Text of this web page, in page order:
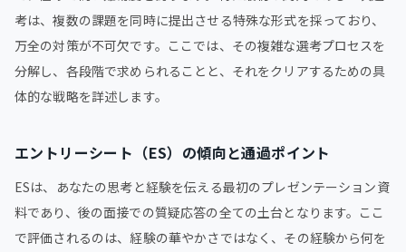
考は、複数の課題を同時に提出させる特殊な形式を採っており、
万全の対策が不可欠です。ここでは、その複雑な選考プロセスを
分解し、各段階で求められることと、それをクリアするための具
体的な戦略を詳述します。
エントリーシート（ES）の傾向と通過ポイント
ESは、あなたの思考と経験を伝える最初のプレゼンテーション資
料であり、後の面接での質疑応答の全ての土台となります。ここ
で評価されるのは、経験の華やかさではなく、その経験から何を